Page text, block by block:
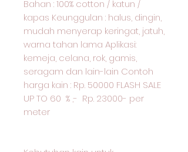
Bahan : 100% cotton / katun /
kapas Keunggulan : halus, dingin,
mudah menyerap keringat, jatuh,
warna tahan lama Aplikasi:
kemeja, celana, rok, gamis,
seragam dan lain-lain Contoh
harga kain : Rp. 50000 FLASH SALE
UP TO 60 % ,- Rp. 23000- per
meter